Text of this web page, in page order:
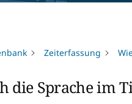
Zeiterfassung
die Sprache im